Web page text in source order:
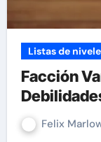
Listas de
Facción
Felix